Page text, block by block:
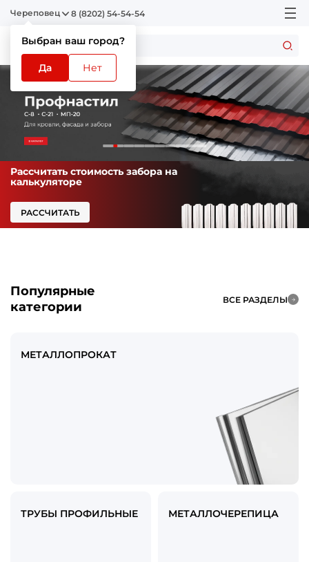
Череповец
Выбран ваш город?
Да Нет
8 (8202) 54-54-54
Рассчитать стоимость забора на
калькуляторе
РАССЧИТАТЬ
Популярные
категории
ВСЕ РАЗДЕЛЫ
МЕТАЛЛОПРОКАТ
ТРУБЫ ПРОФИЛЬНЫЕ МЕТАЛЛОЧЕРЕПИЦА